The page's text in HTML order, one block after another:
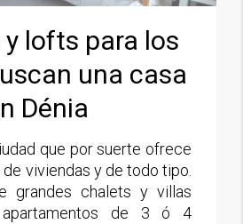
lofts para los
una casa
Dénia
que por suerte ofrece
viviendas y de todo tipo.
grandes chalets y villas
apartamentos de 3 ó 4